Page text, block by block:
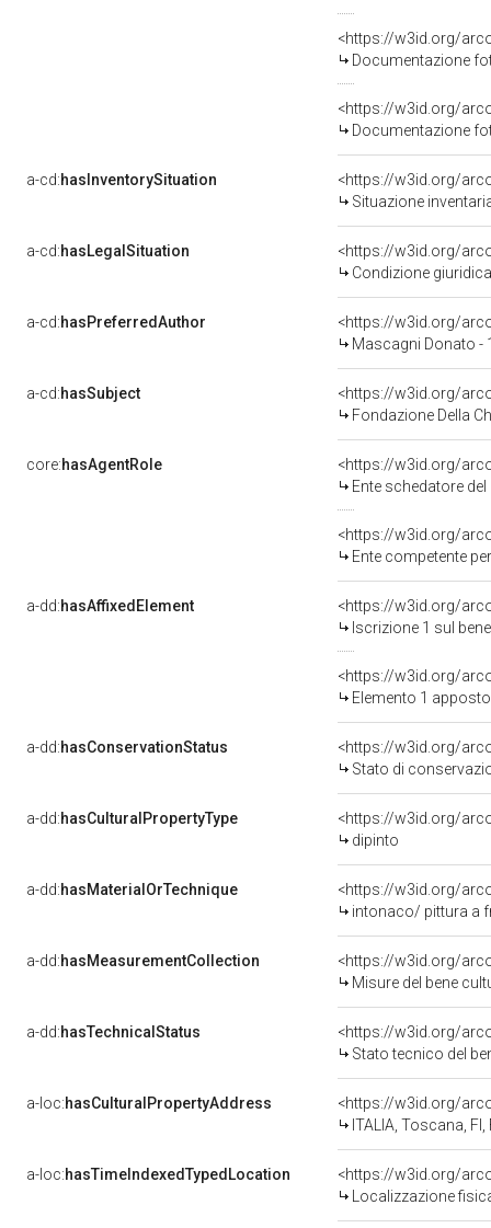
Documentazione
Documentazione
a-cd:hasInventorySituation
<https://w3id.org/
Situazione
a-cd:hasLegalSituation
<https://w3id.org/
Condizione
a-cd:hasPreferredAuthor
<https://w3id.org/
Mascagni Donato -
a-cd:hasSubject
<https://w3id.org/
Fondazione Della
core:hasAgentRole
<https://w3id.org/
Ente schedatore
<https://w3id.org/
Ente competente per tutela del
a-dd:hasAffixedElement
<https://w3id.org/
Iscrizione 1 sul
<https://w3id.org/
Elemento 1
a-dd:hasConservationStatus
<https://w3id.org/
Stato di
a-dd:hasCulturalPropertyType
<https://w3id.org/
dipinto
a-dd:hasMaterialOrTechnique
<https://w3id.org/
intonaco/ pittura a
a-dd:hasMeasurementCollection
<https://w3id.org/
Misure del bene
a-dd:hasTechnicalStatus
<https://w3id.org/
Stato tecnico del
a-loc:hasCulturalPropertyAddress
<https://w3id.org/
ITALIA, Toscana, FI,
a-loc:hasTimeIndexedTypedLocation
<https://w3id.org/
Localizzazione